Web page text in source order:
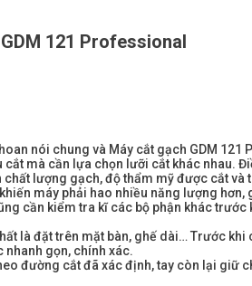
121 Professional
nói chung và Máy cắt gạch GDM
mà cần lựa chọn lưỡi cắt khác nhau.
lượng gạch, độ thẩm mỹ được cắt và
máy phải hao nhiều năng lượng hơn,
cần kiểm tra kĩ các bộ phận khác trước
là đặt trên mặt bàn, ghế dài… Trước
gọn, chính xác.
đường cắt đã xác định, tay còn lại giữ